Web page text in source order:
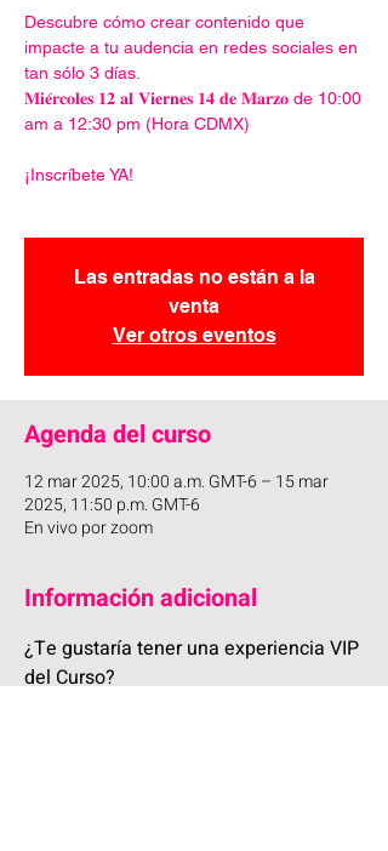
Descubre cómo crear contenido que
impacte a tu audencia en redes sociales en
tan sólo 3 días.
𝐌𝐢𝐞́𝐫𝐜𝐨𝐥𝐞𝐬 𝟏𝟐 𝐚𝐥 𝐕𝐢𝐞𝐫𝐧𝐞𝐬 𝟏𝟒 𝐝𝐞 𝐌𝐚𝐫𝐳𝐨 de 10:00
am a 12:30 pm (Hora CDMX)
¡Inscríbete YA!
Las entradas no están a la
venta
Ver otros eventos
Agenda del curso
12 mar 2025, 10:00 a.m. GMT-6 – 15 mar
2025, 11:50 p.m. GMT-6
En vivo por zoom
Información adicional
¿Te gustaría tener una experiencia VIP
del Curso?